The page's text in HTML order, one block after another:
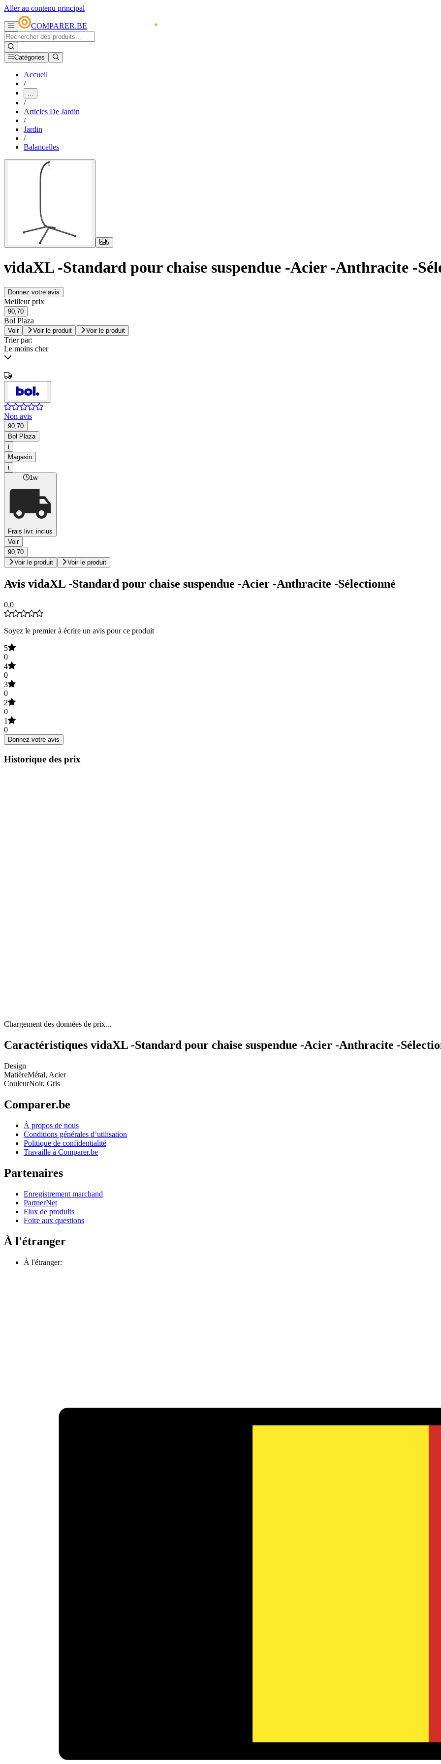
Aller au contenu principal
COMPARER.BE
Catégories
Accueil
/
...
/
Articles De Jardin
/
Jardin
/
Balancelles
5
vidaXL -Standard pour chaise suspendue -Acier -Anthracite -
Donnez votre avis
Meilleur prix
90,70
Bol Plaza
Voir Voir le produit Voir le produit
Trier par:
Le moins cher
Non avis
90,70
Bol Plaza
i
Magasin
i
1w
Frais livr. inclus
Voir
90,70
Voir le produit
Voir le produit
Avis vidaXL -Standard pour chaise suspendue -Acier -Anthracite -Sélectionné
0,0
Soyez le premier à écrire un avis pour ce produit
5
0
4
0
3
0
2
0
1
0
Donnez votre avis
Historique des prix
Chargement des données de prix...
Caractéristiques vidaXL -Standard pour chaise suspendue -Acier -Anthracite -
Design
MatièreMétal, Acier
CouleurNoir, Gris
Comparer.be
À propos de nous
Conditions générales d’utilisation
Politique de confidentialité
Travaille à Comparer.be
Partenaires
Enregistrement marchand
PartnerNet
Flux de produits
Foire aux questions
À l'étranger
À l'étranger: